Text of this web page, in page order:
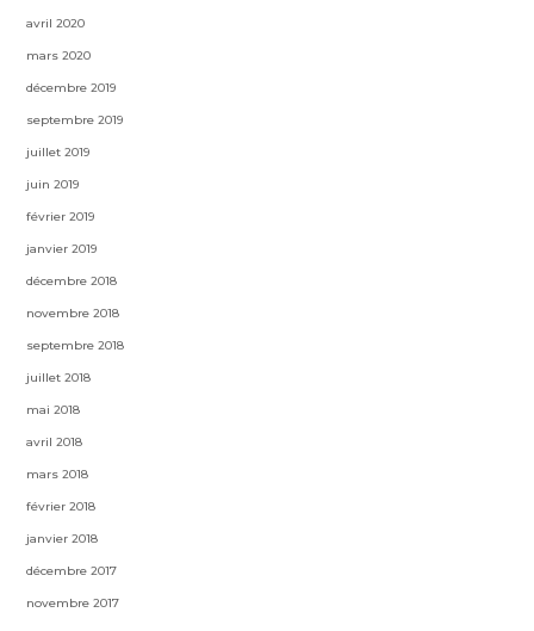
avril 2020
mars 2020
décembre 2019
septembre 2019
juillet 2019
juin 2019
février 2019
janvier 2019
décembre 2018
novembre 2018
septembre 2018
juillet 2018
mai 2018
avril 2018
mars 2018
février 2018
janvier 2018
décembre 2017
novembre 2017